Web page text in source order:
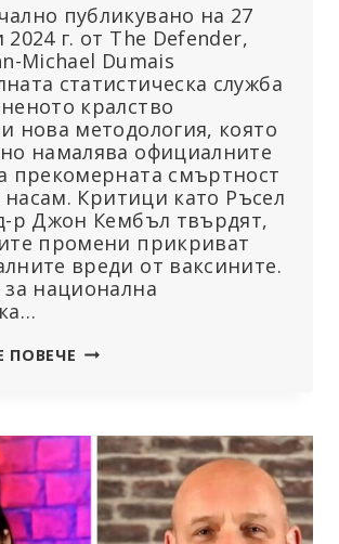
публикувано на 27
г. от The Defender,
Michael Dumais
статистическа служба
кралство
нова методология, която
намалява официалните
прекомерната смъртност
насам. Критици като Ръсел
р Джон Кембъл твърдят,
промени прикриват
вреди от ваксините.
за национална
ПОВЕЧЕ ОБЕДИНЕНОТО
ЗА
ПРЕКОМЕРНАТА
СМЪРТНОСТ
СЛЕД
ОБЯВЯВАНЕТО